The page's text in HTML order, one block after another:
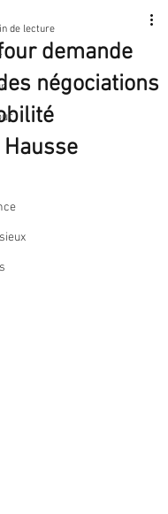
demande
négociations
de lecture